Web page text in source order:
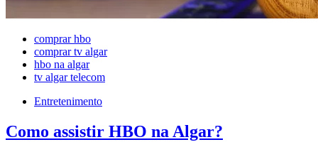
comprar hbo
comprar tv algar
hbo na algar
tv algar telecom
Entretenimento
Como assistir HBO na Algar?